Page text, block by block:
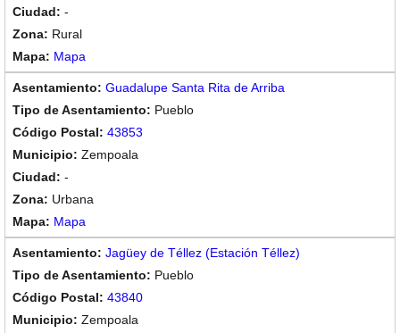
-
Rural
Mapa
Guadalupe Santa Rita de Arriba
Pueblo
43853
Zempoala
-
Urbana
Mapa
Jagüey de Téllez (Estación Téllez)
Pueblo
43840
Zempoala